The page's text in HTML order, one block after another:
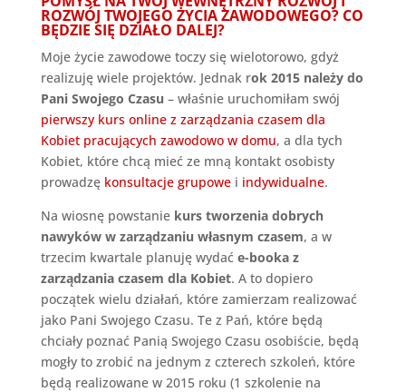
ROZWÓJ TWOJEGO ŻYCIA ZAWODOWEGO? CO
BĘDZIE SIĘ DZIAŁO DALEJ?
Moje życie zawodowe toczy się wielotorowo, gdyż
realizuję wiele projektów. Jednak rok 2015 należy do
Pani Swojego Czasu – właśnie uruchomiłam swój
pierwszy kurs online z zarządzania czasem dla
Kobiet pracujących zawodowo w domu, a dla tych
Kobiet, które chcą mieć ze mną kontakt osobisty
prowadzę konsultacje grupowei indywidualne.
Na wiosnę powstanie kurs tworzenia dobrych
nawyków w zarządzaniu własnym czasem, a w
trzecim kwartale planuję wydać e-booka z
zarządzania czasem dla Kobiet. A to dopiero
początek wielu działań, które zamierzam realizować
jako Pani Swojego Czasu. Te z Pań, które będą
chciały poznać Panią Swojego Czasu osobiście, będą
mogły to zrobić na jednym z czterech szkoleń, które
będą realizowane w 2015 roku (1 szkolenie na